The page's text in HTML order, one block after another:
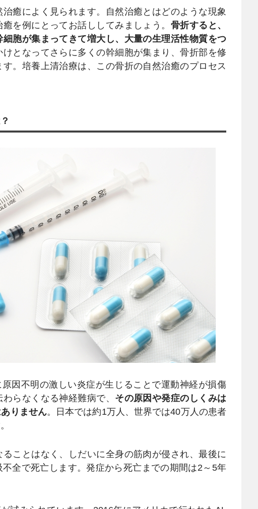
癒によく見られます。自然治癒とはどのような現象
を例にとってお話ししてみましょう。 骨折すると、
胞が集まってきて増大し、大量の生理活性物質をつ
けとなってさらに多くの幹細胞が集まり、骨折部を修
。培養上清治療は、この骨折の自然治癒のプロセス
因不明の激しい炎症が生じることで運動神経が損傷
らなくなる神経難病で、 その原因や発症のしくみは
りません。日本では約1万人、世界では40万人の患者
ことはなく、しだいに全身の筋肉が侵され、最後に
全で死亡します。発症から死亡までの期間は2～5年